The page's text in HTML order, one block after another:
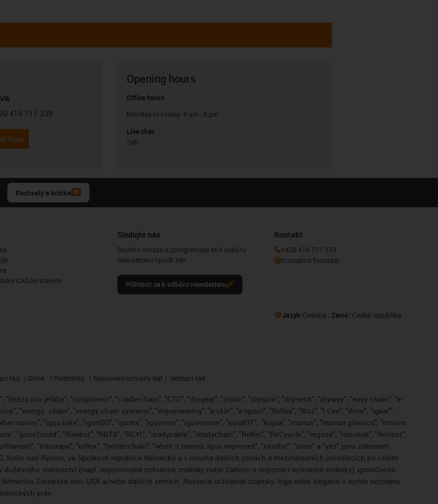
phone
416 711 338
form
Opening hours
Office hours
Monday to Friday: 8 am - 8 pm
Live chat
24h
Pochvaly a kritika
CAD ke stažení
Sledujte nás
Buďte v obraze a zaregistrujte se k odběru
newsletteru igus® zde.
Přihlásit se k odběru newsletteru
Kontakt
+420 416 711 333
Kontaktní formulář
Jazyk:Čeština Země: Česká republika
řád Otisk Podmínky Nastavení ochrany dat Jednací řád
"řetězy pro jeřáby", "conprotect", "cradle-chain", "CTD", "drygear", "drylin", "dryspin", "dry-tech", "dryway", "easy chain", "e-
"energy chain", "energy chain systems", "enjoyneering", "e-skin", "e-spool", "fixflex", "flizz", "i.Cee", "ibow", "igear",
moves", "igus:bike", "igusGO", "igutex", "iguverse", "iguversum", "kineKIT", "kopla", "manus", "motion plastics", "motion
"print2mold", "Rawbot", "RBTX", "RCYL", "readycable", "readychain", "ReBeL", "ReCyycle", "reguse", "robolink", "Rohbot",
"tribotape", "triflex", "twisterchain", "when it moves, igus improves", "xirodur", "xiros" a "yes" jsou zákonem
Kolín nad Rýnem, ve Spolkové republice Německo a v mnoha dalších zemích a mezinárodních jurisdikcích po celém
duševního vlastnictví (např. registrované ochranné známky nebo žádosti o registraci ochranné známky) společnosti
Evropské unii, USA a/nebo dalších zemích. Absence ochranné známky, loga nebo sloganu v tomto seznamu
práv.